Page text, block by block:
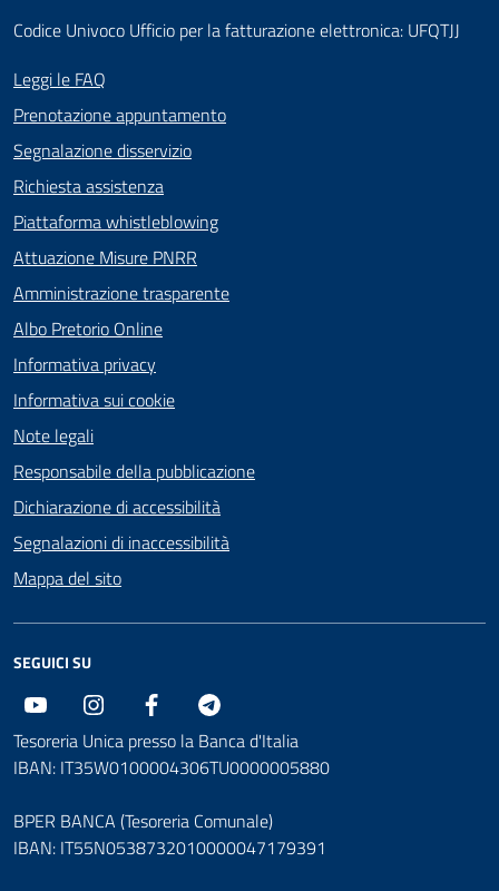
Codice Univoco Ufficio per la fatturazione elettronica: UFQTJJ
Leggi le FAQ
Prenotazione appuntamento
Segnalazione disservizio
Richiesta assistenza
Piattaforma whistleblowing
Attuazione Misure PNRR
Amministrazione trasparente
Albo Pretorio Online
Informativa privacy
Informativa sui cookie
Note legali
Responsabile della pubblicazione
Dichiarazione di accessibilità
Segnalazioni di inaccessibilità
Mappa del sito
SEGUICI SU
Youtube Instagram Facebook
Tesoreria Unica presso la Banca d'Italia
IBAN: IT35W0100004306TU0000005880
BPER BANCA (Tesoreria Comunale)
IBAN: IT55N0538732010000047179391